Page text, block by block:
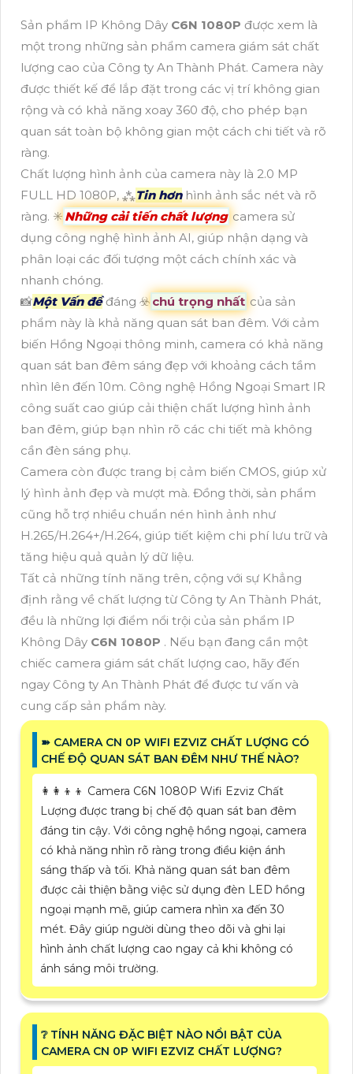
Sản phẩm IP Không Dây C6N 1080P được xem là
một trong những sản phẩm camera giám sát chất
lượng cao của Công ty An Thành Phát. Camera này
được thiết kế để lắp đặt trong các vị trí không gian
rộng và có khả năng xoay 360 độ, cho phép bạn
quan sát toàn bộ không gian một cách chi tiết và rõ
ràng.
Chất lượng hình ảnh của camera này là 2.0 MP
FULL HD 1080P, ⁂Tin hơnhình ảnh sắc nét và rõ
ràng. ✳️ Những cải tiến chất lượng camera sử
dụng công nghệ hình ảnh AI, giúp nhận dạng và
phân loại các đối tượng một cách chính xác và
nhanh chóng.
📸Một Vấn đềđáng ☣️ chú trọng nhất của sản
phẩm này là khả năng quan sát ban đêm. Với cảm
biến Hồng Ngoại thông minh, camera có khả năng
quan sát ban đêm sáng đẹp với khoảng cách tầm
nhìn lên đến 10m. Công nghệ Hồng Ngoại Smart IR
công suất cao giúp cải thiện chất lượng hình ảnh
ban đêm, giúp bạn nhìn rõ các chi tiết mà không
cần đèn sáng phụ.
Camera còn được trang bị cảm biến CMOS, giúp xử
lý hình ảnh đẹp và mượt mà. Đồng thời, sản phẩm
cũng hỗ trợ nhiều chuẩn nén hình ảnh như
H.265/H.264+/H.264, giúp tiết kiệm chi phí lưu trữ và
tăng hiệu quả quản lý dữ liệu.
Tất cả những tính năng trên, cộng với sự Khẳng
định rằng về chất lượng từ Công ty An Thành Phát,
đều là những lợi điểm nổi trội của sản phẩm IP
Không Dây C6N 1080P . Nếu bạn đang cần một
chiếc camera giám sát chất lượng cao, hãy đến
ngay Công ty An Thành Phát để được tư vấn và
cung cấp sản phẩm này.
➽ CAMERA CN 0P WIFI EZVIZ CHẤT LƯỢNG CÓ
CHẾ ĐỘ QUAN SÁT BAN ĐÊM NHƯ THẾ NÀO?
👩‍👩‍👦‍👦 Camera C6N 1080P Wifi Ezviz Chất
Lượng được trang bị chế độ quan sát ban đêm
đáng tin cậy. Với công nghệ hồng ngoại, camera
có khả năng nhìn rõ ràng trong điều kiện ánh
sáng thấp và tối. Khả năng quan sát ban đêm
được cải thiện bằng việc sử dụng đèn LED hồng
ngoại mạnh mẽ, giúp camera nhìn xa đến 30
mét. Đây giúp người dùng theo dõi và ghi lại
hình ảnh chất lượng cao ngay cả khi không có
ánh sáng môi trường.
❔ TÍNH NĂNG ĐẶC BIỆT NÀO NỔI BẬT CỦA
CAMERA CN 0P WIFI EZVIZ CHẤT LƯỢNG?